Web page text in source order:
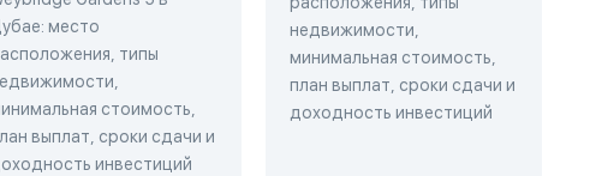
место
типы
стоимость,
выплат, сроки сдачи и
инвестиций
недвижимости,
минимальная стоимость,
план выплат, сроки сдачи и
доходность инвестиций